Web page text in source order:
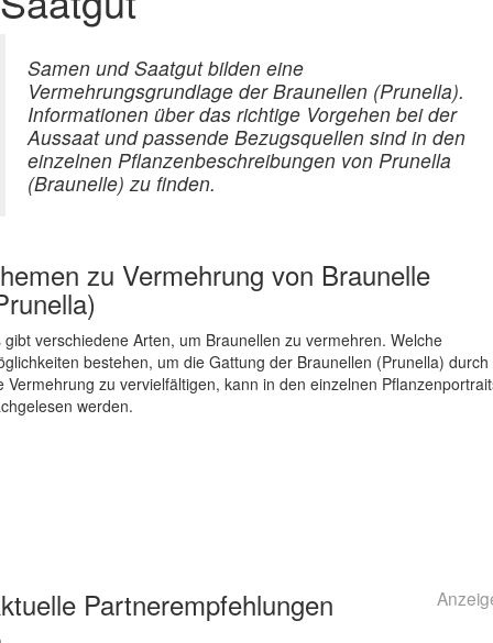
Samen und Saatgut bilden eine
Vermehrungsgrundlage der Braunellen (Prunella).
Informationen über das richtige Vorgehen bei der
Aussaat und passende Bezugsquellen sind in den
einzelnen Pflanzenbeschreibungen von Prunella
(Braunelle) zu finden.
zu Vermehrung von Braunelle
gibt verschiedene Arten, um Braunellen zu vermehren. Welche
bestehen, um die Gattung der Braunellen (Prunella) durch
Vermehrung zu vervielfältigen, kann in den einzelnen
werden.
Partnerempfehlungen